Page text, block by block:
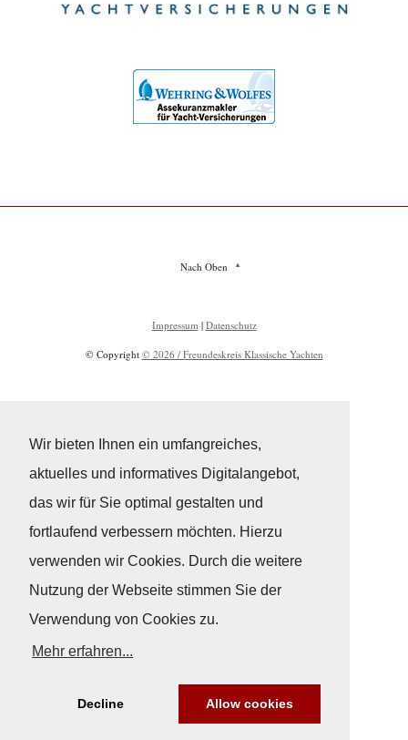
Wir bieten Ihnen ein umfangreiches,
aktuelles und informatives Digitalangebot,
das wir für Sie optimal gestalten und
fortlaufend verbessern möchten. Hierzu
verwenden wir Cookies. Durch die weitere
Nutzung der Webseite stimmen Sie der
Verwendung von Cookies zu.
Mehr erfahren...
Decline Allow cookies
Nach Oben
Impressum | Datenschutz
© Copyright © 2026 / Freundeskreis Klassische Yachten